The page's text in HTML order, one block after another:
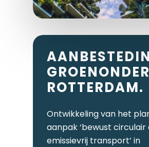
ROTTERDAM.
Ontwikkeling van het
aanpak ‘bewust circulair
emissievrij transport’ in